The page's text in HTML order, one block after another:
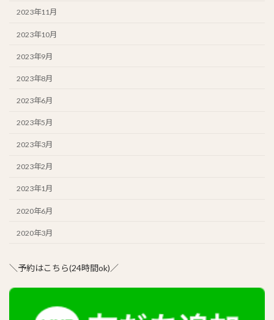
2023年11月
2023年10月
2023年9月
2023年8月
2023年6月
2023年5月
2023年3月
2023年2月
2023年1月
2020年6月
2020年3月
＼予約はこちら(24時間ok)／